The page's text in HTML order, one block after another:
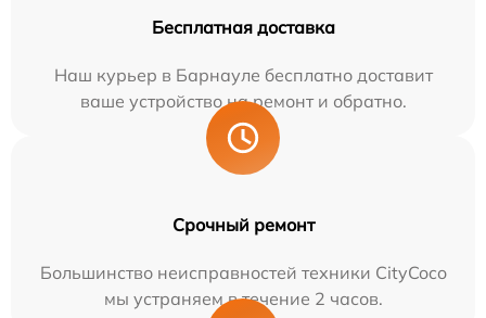
Бесплатная доставка
Наш курьер в Барнауле бесплатно доставит
ваше устройство на ремонт и обратно.
Срочный ремонт
Большинство неисправностей техники CityCoco
мы устраняем в течение 2 часов.